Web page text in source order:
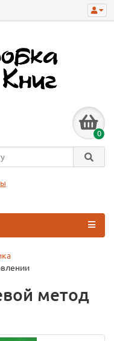
0
метод